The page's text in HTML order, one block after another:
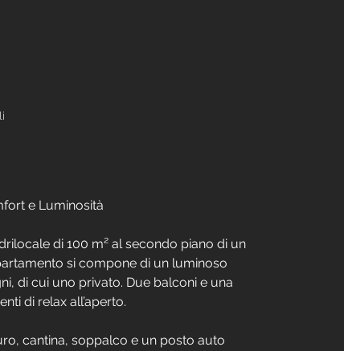
e Luminosità
di 100 m² al secondo piano di un
si compone di un luminoso
di cui uno privato. Due balconi e una
di relax all’aperto.
cantina, soppalco e un posto auto